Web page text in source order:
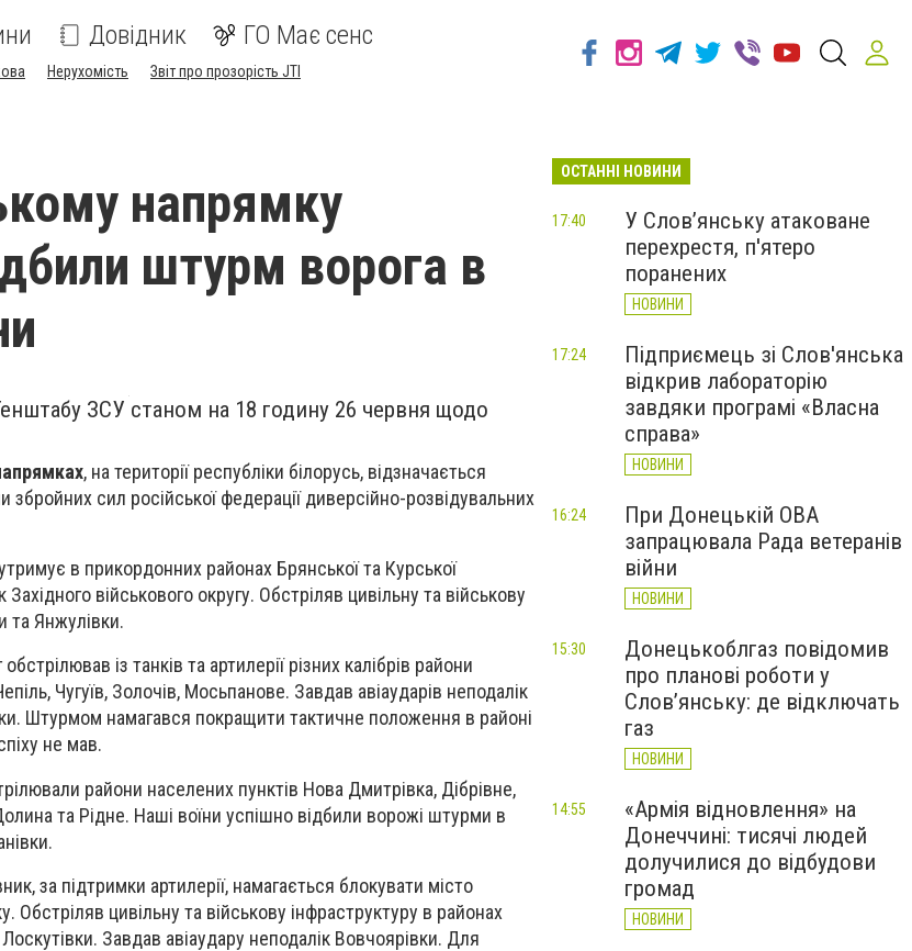
Довідник ГО Має сенс
Нерухомість Звіт про прозорість JTI
напрямку
штурм ворога в
ЗСУ станом на 18 годину 26 червня щодо
, на території республіки білорусь, відзначається
збройних сил російської федерації диверсійно-розвідувальних
в прикордонних районах Брянської та Курської
військового округу. Обстріляв цивільну та військову
та Янжулівки.
обстрілював із танків та артилерії різних калібрів райони
Чугуїв, Золочів, Мосьпанове. Завдав авіаударів неподалік
Штурмом намагався покращити тактичне положення в районі
не мав.
райони населених пунктів Нова Дмитрівка, Дібрівне,
та Рідне. Наші воїни успішно відбили ворожі штурми в
за підтримки артилерії, намагається блокувати місто
Обстріляв цивільну та військову інфраструктуру в районах
Завдав авіаудару неподалік Вовчоярівки. Для
ОСТАННІ НОВИНИ
У Слов’янську атаковане
перехрестя, п'ятеро
поранених
НОВИНИ
17:40
Підприємець зі Слов'янська
відкрив лабораторію
завдяки програмі «Власна
справа»
НОВИНИ
17:24
При Донецькій ОВА
запрацювала Рада ветеранів
війни
НОВИНИ
16:24
Донецькоблгаз повідомив
про планові роботи у
Слов’янську: де відключать
газ
НОВИНИ
15:30
«Армія відновлення» на
Донеччині: тисячі людей
долучилися до відбудови
громад
НОВИНИ
14:55